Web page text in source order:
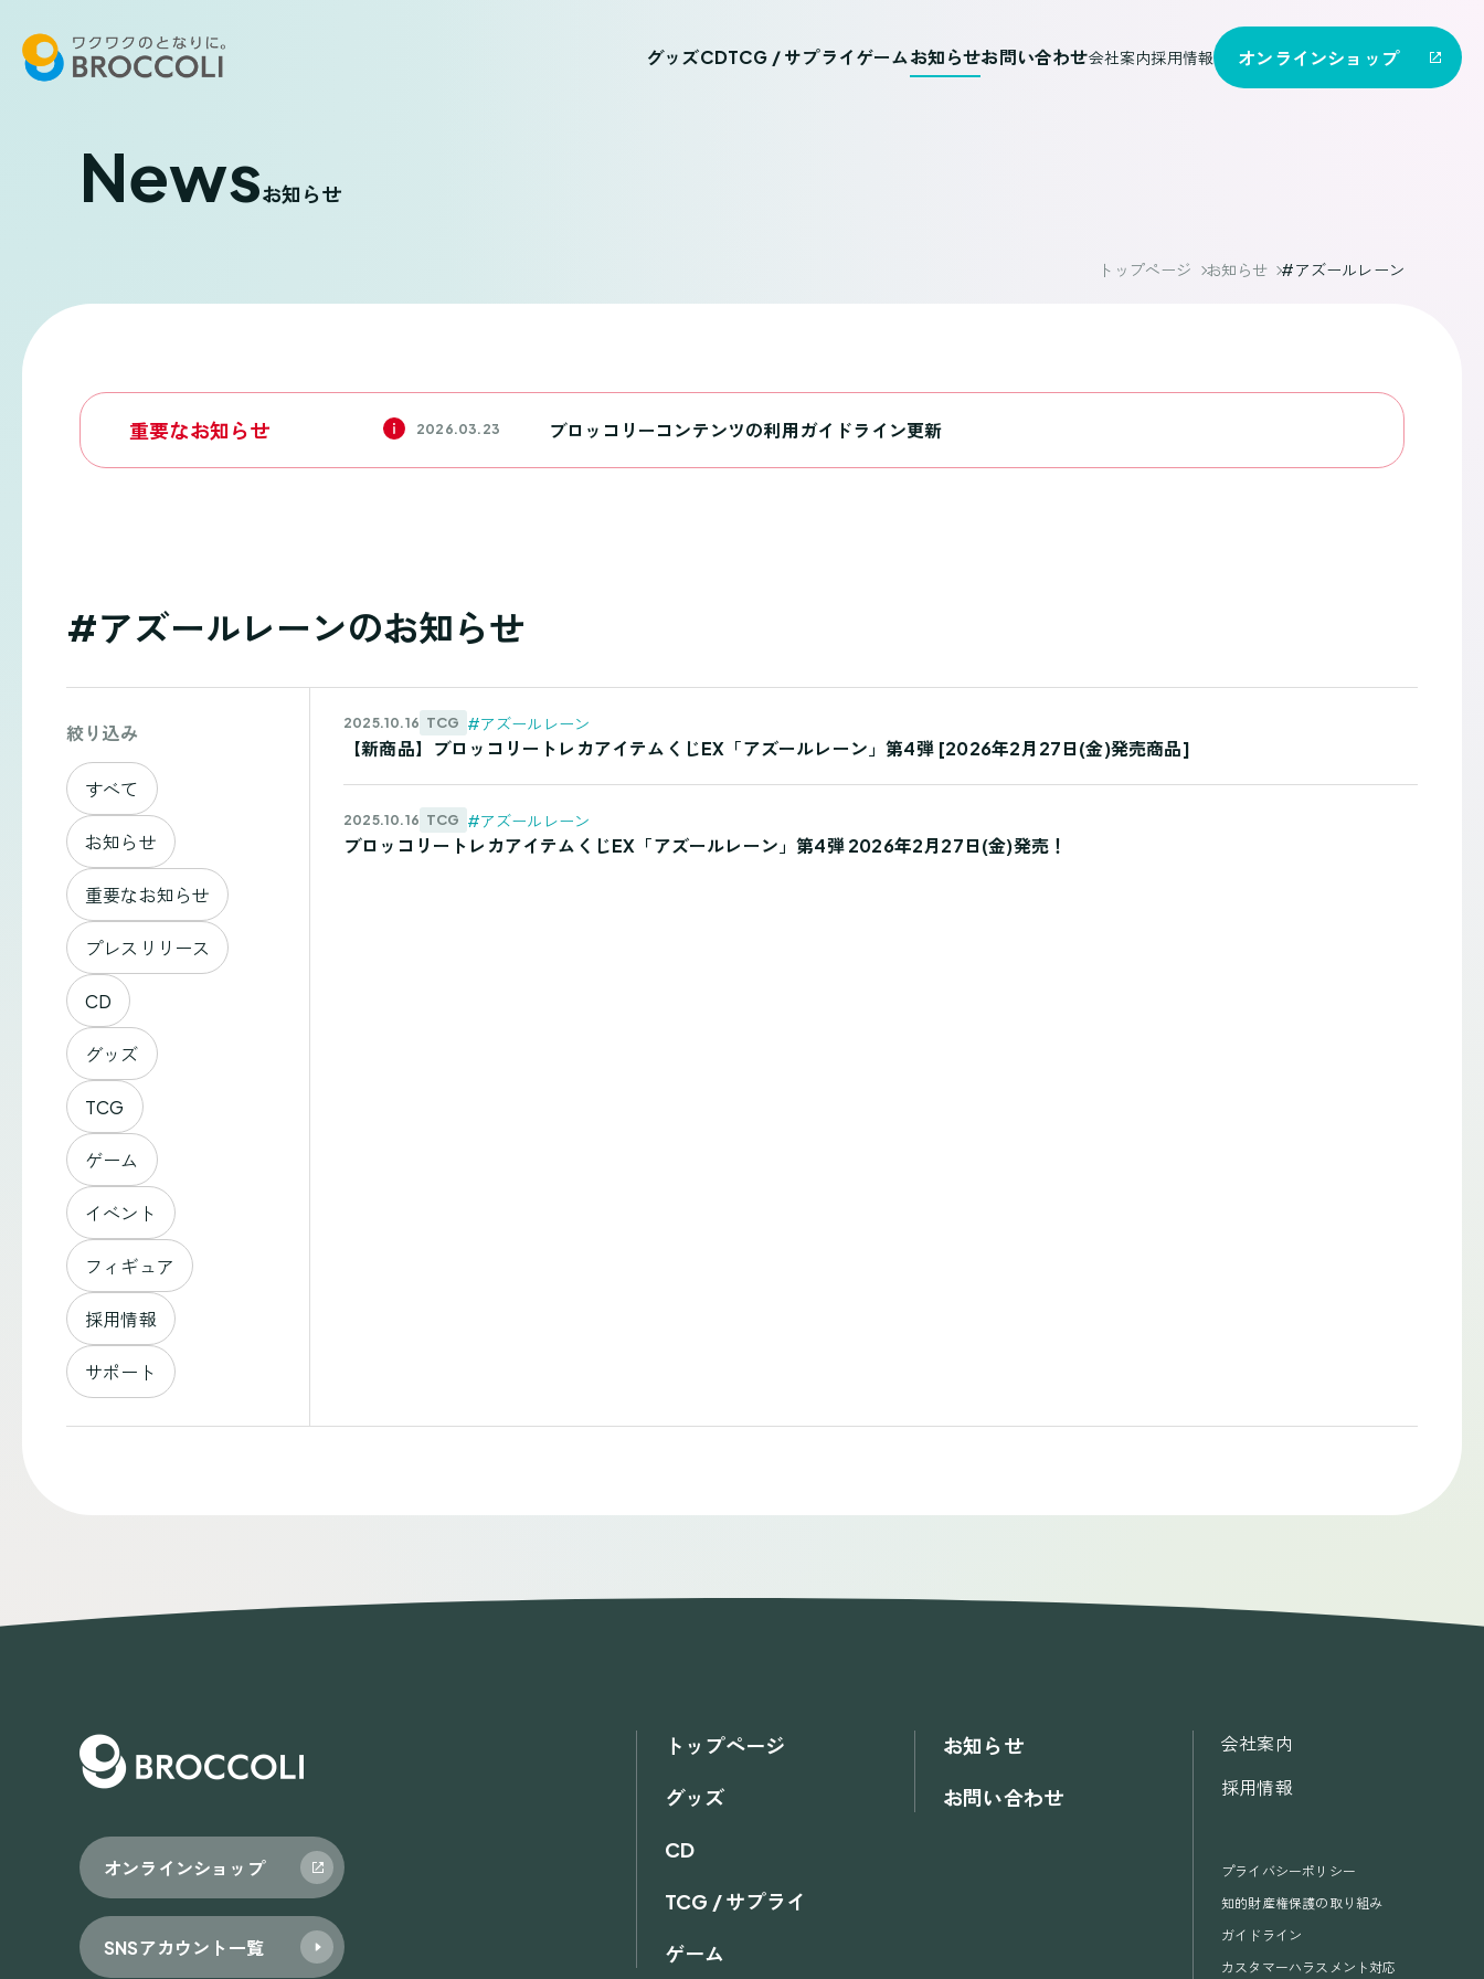
グッズCDTCG / サプライゲームお知らせお問い合わせ会社案内採用情報 オンラインショップ
Newsお知らせ
トップページ お知らせ #アズールレーン
重要なお知らせ 2026.03.23 ブロッコリーコンテンツの利用ガイドライン更新
#アズールレーンのお知らせ
絞り込み
すべて
お知らせ
重要なお知らせ
プレスリリース
CD
グッズ
TCG
ゲーム
イベント
フィギュア
採用情報
サポート
2025.10.16 TCG #アズールレーン
【新商品】ブロッコリートレカアイテムくじEX「アズールレーン」第4弾 [2026年2月27日(金)発売商品]
2025.10.16 TCG #アズールレーン
ブロッコリートレカアイテムくじEX「アズールレーン」第4弾 2026年2月27日(金)発売！
オンラインショップ
SNSアカウント一覧
トップページ
グッズ
CD
TCG / サプライ
ゲーム
お知らせ
お問い合わせ
会社案内
採用情報
プライバシーポリシー
知的財産権保護の取り組み
ガイドライン
カスタマーハラスメント対応